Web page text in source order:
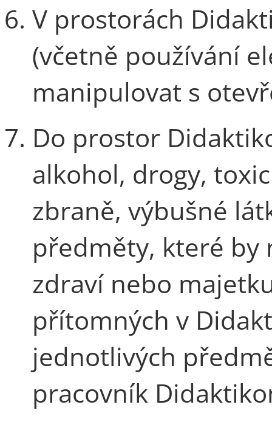
V prostorách
(včetně používání
manipulovat s
Do prostor
alkohol, drogy,
zbraně, výbušné
předměty, které by
zdraví nebo
přítomných v
jednotlivých
pracovník